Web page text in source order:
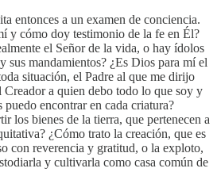
entonces a un examen de conciencia.
y cómo doy testimonio de la fe en Él?
el Señor de la vida, o hay ídolos
sus mandamientos? ¿Es Dios para mí el
situación, el Padre al que me dirijo
a quien debo todo lo que soy y
encontrar en cada criatura?
los bienes de la tierra, que pertenecen a
¿Cómo trato la creación, que es
con reverencia y gratitud, o la exploto,
y cultivarla como casa común de